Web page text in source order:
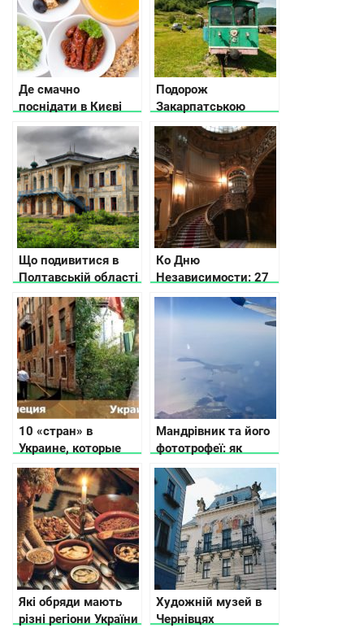
Де смачно
поснідати в Києві
Подорож
Закарпатською
областю: частина 2
Що подивитися в
Полтавській області
Ко Дню
Независимости: 27
малоизвестных
жемчужин Украины
10 «стран» в
Украине, которые
стоит посетить
Мандрівник та його
фототрофеї: як
зробити вдалі
тревел знімки
Які обряди мають
різні регіони України
Художній музей в
Чернівцях